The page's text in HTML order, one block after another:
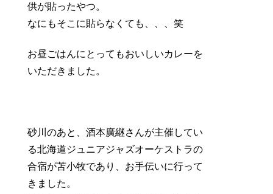
供が貼ったやつ。
なにもそこに貼らなくても、、、笑
お昼ごはんにとってもおいしいカレーを
いただきました。
砂川のあと、酒本廣継さんが主催してい
る北海道ジュニアジャズオーケストラの
合宿が苫小牧であり、お手伝いに行って
きました。